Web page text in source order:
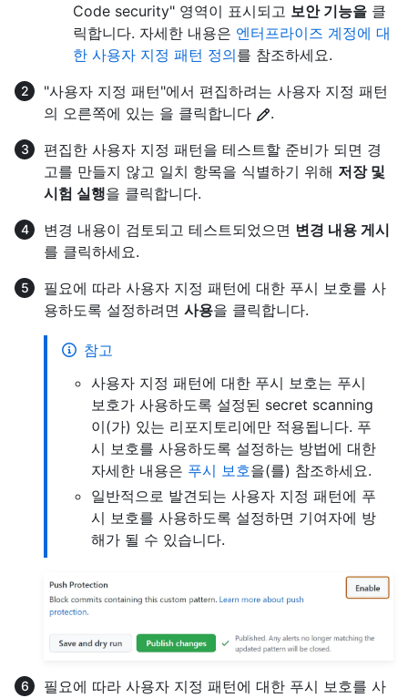
Code security" 영역이 표시되고 보안 기능을 클
릭합니다. 자세한 내용은 엔터프라이즈 계정에 대
한 사용자 지정 패턴 정의를 참조하세요.
"사용자 지정 패턴"에서 편집하려는 사용자 지정 패턴
의 오른쪽에 있는 을 클릭합니다
.
편집한 사용자 지정 패턴을 테스트할 준비가 되면 경
고를 만들지 않고 일치 항목을 식별하기 위해 저장 및
시험 실행을 클릭합니다.
변경 내용이 검토되고 테스트되었으면 변경 내용 게시
를 클릭하세요.
필요에 따라 사용자 지정 패턴에 대한 푸시 보호를 사
용하도록 설정하려면 사용을 클릭합니다.
참고
사용자 지정 패턴에 대한 푸시 보호는 푸시
보호가 사용하도록 설정된 secret scanning
이(가) 있는 리포지토리에만 적용됩니다. 푸
시 보호를 사용하도록 설정하는 방법에 대한
자세한 내용은 푸시 보호을(를) 참조하세요.
일반적으로 발견되는 사용자 지정 패턴에 푸
시 보호를 사용하도록 설정하면 기여자에 방
해가 될 수 있습니다.
필요에 따라 사용자 지정 패턴에 대한 푸시 보호를 사